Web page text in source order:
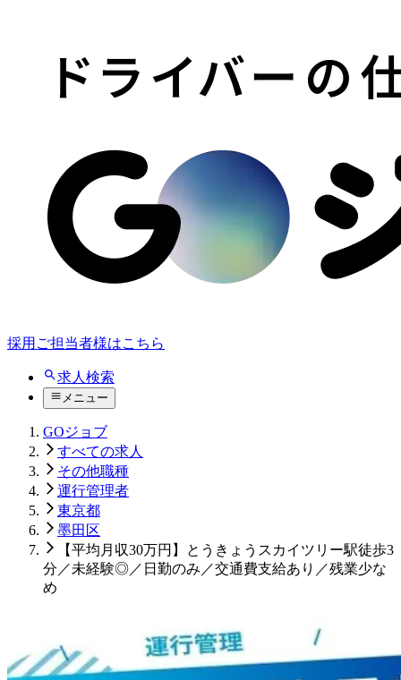
採用ご担当者様はこちら
求人検索
メニュー
GOジョブ
すべての求人
その他職種
運行管理者
東京都
墨田区
【平均月収30万円】とうきょうスカイツリー駅徒歩3
分／未経験◎／日勤のみ／交通費支給あり／残業少な
め